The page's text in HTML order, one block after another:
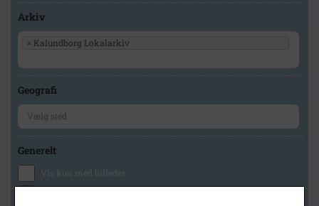
Arkiv
× Kalundborg Lokalarkiv
Geografi
Generelt
Vis kun med billeder